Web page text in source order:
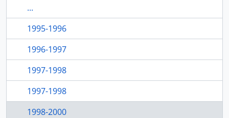
...
1995-1996
1996-1997
1997-1998
1997-1998
1998-2000